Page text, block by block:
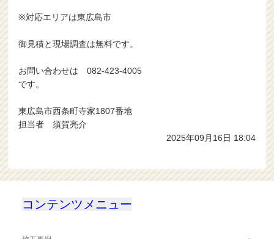
※対応エリアは東広島市
御見積と現場調査は無料です。
お問い合わせは 082-423-4005
です。
東広島市西条町寺家1807番地
担当者 須賀亮介
2025年09月16日 18:04
コンテンツメニュー